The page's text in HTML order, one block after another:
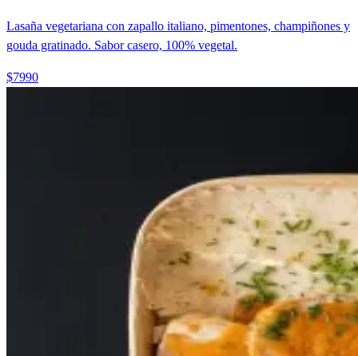
Lasaña vegetariana con zapallo italiano, pimentones, champiñones y
gouda gratinado. Sabor casero, 100% vegetal.
$7990